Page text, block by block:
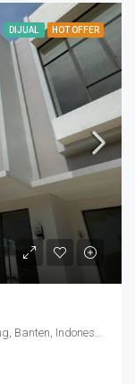
DIJUAL HOT OFFER